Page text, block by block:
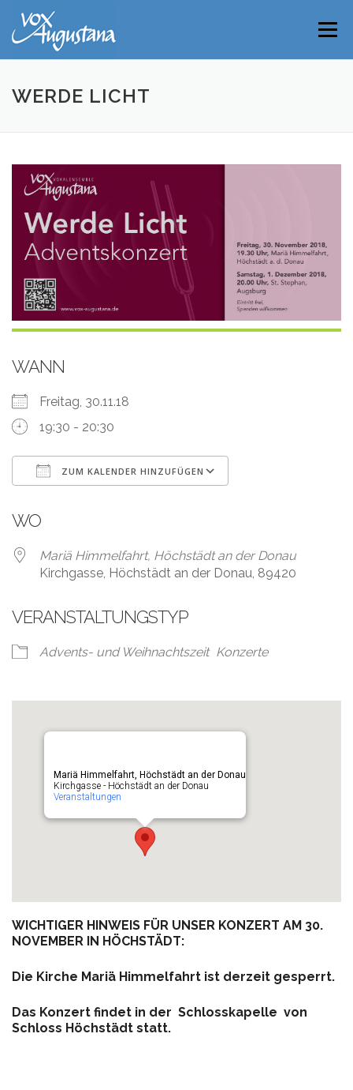
Inhalt
Menü
WERDE LICHT
WANN
Freitag, 30.11.18
19:30 - 20:30
ZUM KALENDER HINZUFÜGEN
WO
Mariä Himmelfahrt, Höchstädt an der Donau
Kirchgasse, Höchstädt an der Donau, 89420
VERANSTALTUNGSTYP
Advents- und Weihnachtszeit Konzerte
Mariä Himmelfahrt, Höchstädt an der Donau
Kirchgasse - Höchstädt an der Donau
Veranstaltungen
WICHTIGER HINWEIS FÜR UNSER KONZERT AM 30.
NOVEMBER IN HÖCHSTÄDT:
Die Kirche Mariä Himmelfahrt ist derzeit gesperrt.
Das Konzert findet in der Schlosskapelle von
Schloss Höchstädt statt.